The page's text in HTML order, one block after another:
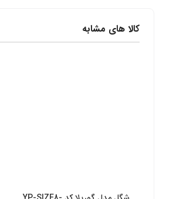
کالا های مشابه